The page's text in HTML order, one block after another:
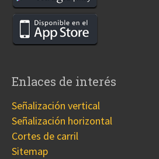
Enlaces de interés
Señalización vertical
Señalización horizontal
Cortes de carril
Sitemap